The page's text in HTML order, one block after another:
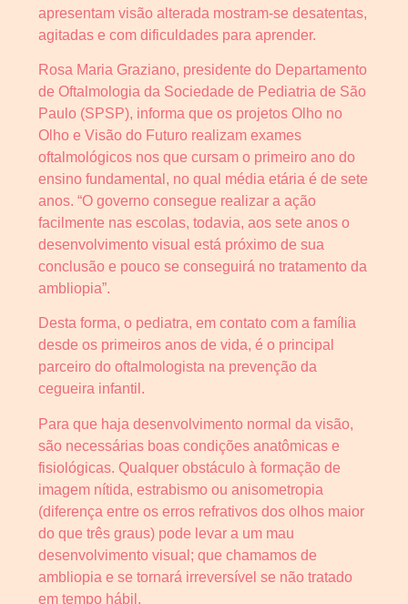
apresentam visão alterada mostram-se desatentas,
agitadas e com dificuldades para aprender.
Rosa Maria Graziano, presidente do Departamento
de Oftalmologia da Sociedade de Pediatria de São
Paulo (SPSP), informa que os projetos Olho no
Olho e Visão do Futuro realizam exames
oftalmológicos nos que cursam o primeiro ano do
ensino fundamental, no qual média etária é de sete
anos. “O governo consegue realizar a ação
facilmente nas escolas, todavia, aos sete anos o
desenvolvimento visual está próximo de sua
conclusão e pouco se conseguirá no tratamento da
ambliopia”.
Desta forma, o pediatra, em contato com a família
desde os primeiros anos de vida, é o principal
parceiro do oftalmologista na prevenção da
cegueira infantil.
Para que haja desenvolvimento normal da visão,
são necessárias boas condições anatômicas e
fisiológicas. Qualquer obstáculo à formação de
imagem nítida, estrabismo ou anisometropia
(diferença entre os erros refrativos dos olhos maior
do que três graus) pode levar a um mau
desenvolvimento visual; que chamamos de
ambliopia e se tornará irreversível se não tratado
em tempo hábil.